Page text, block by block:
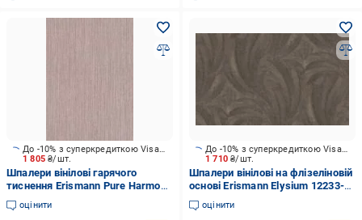
1 805₴/шт.
До -10% з суперкредиткою Visa Вигода
Шпалери вінілові гарячого
тиснення Erismann Pure Harmony
12279-09 1,06x10,05 м
оцінити
1 710₴/шт.
До -10% з суперкредиткою Visa Вигода
Шпалери вінілові на флізеліновій
основі Erismann Elysium 12233-
47 1,06x10,05 м
оцінити